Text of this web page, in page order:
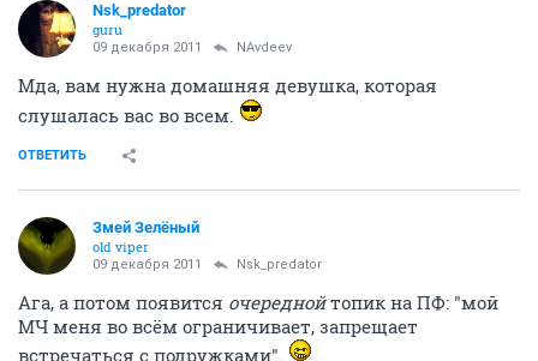
Nsk_predator
guru
09 декабря 2011 NAvdeev
Мда, вам нужна домашняя девушка, которая
слушалась вас во всем.
ОТВЕТИТЬ
Змей Зелёный
old viper
09 декабря 2011 Nsk_predator
Ага, а потом появится очереднойтопик на ПФ: "мой
МЧ меня во всём ограничивает, запрещает
встречаться с подружками".